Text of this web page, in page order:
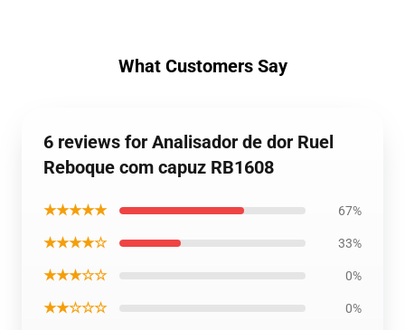
What Customers Say
6 reviews for Analisador de dor Ruel
Reboque com capuz RB1608
★★★★★ 67%
★★★★☆ 33%
★★★☆☆ 0%
★★☆☆☆ 0%